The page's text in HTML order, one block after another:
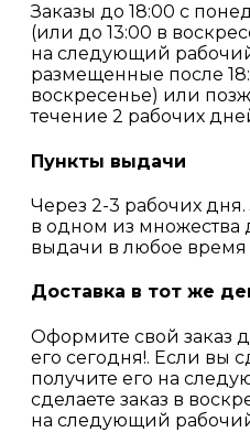
Заказы до 18:00 с
(или до 13:00 в
на следующий
размещенные после
воскресенье) или
течение 2 рабочих
Пункты выдачи
Через 2-3 рабочих
в одном из множества
выдачи в любое время
Доставка в тот же
Оформите свой заказ
его сегодня!. Если вы
получите его на
сделаете заказ в
на следующий